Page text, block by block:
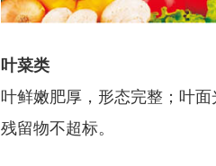
叶菜类
叶鲜嫩肥厚，形态完整；叶
残留物不超标。